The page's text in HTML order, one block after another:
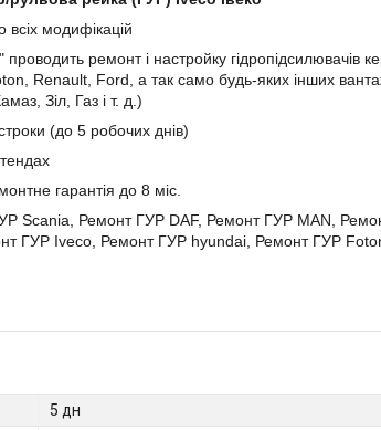
всіх модифікацій
ремонт і настройку гідропідсилювачів
Renault, Ford, а так само будь-яких інших
Зіл, Газ і т. д.)
(до 5 робочих днів)
гарантія до 8 міс.
Scania, Ремонт ГУР DAF, Ремонт ГУР MAN,
ГУР Iveco, Ремонт ГУР hyundai, Ремонт ГУР
5 дн